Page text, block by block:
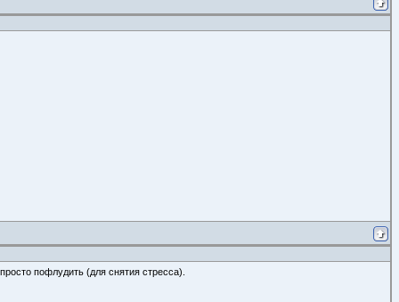
пофлудить (для снятия стресса).